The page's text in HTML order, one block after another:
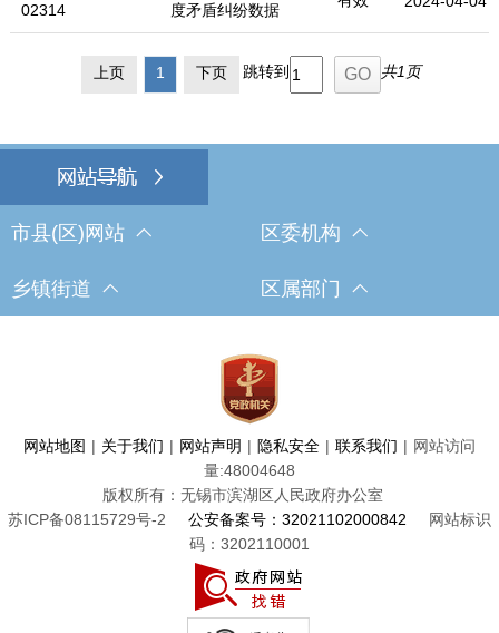
02314
度矛盾纠纷数据
上页 1 下页 跳转到 共1页
市县(区)网站 区委机构
乡镇街道 区属部门
网站地图 | 关于我们 | 网站声明 | 隐私安全 | 联系我们 | 网站访问
量:48004648
版权所有：无锡市滨湖区人民政府办公室
苏ICP备08115729号-2
公安备案号：32021102000842
网站标识
码：3202110001